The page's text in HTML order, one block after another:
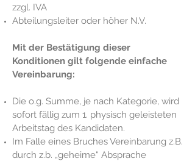
zzgl. IVA
Abteilungsleiter oder höher N.V.
Mit der Bestätigung dieser
Konditionen gilt folgende einfache
Vereinbarung:
Die o.g. Summe, je nach Kategorie, wird
sofort fällig zum 1. physisch geleisteten
Arbeitstag des Kandidaten.
Im Falle eines Bruches Vereinbarung z.B.
durch z.b. „geheime“ Absprache